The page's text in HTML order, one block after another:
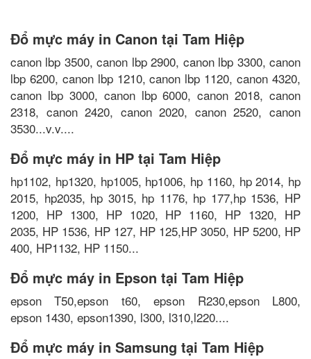
Đổ mực máy in Canon tại Tam Hiệp
canon lbp 3500, canon lbp 2900, canon lbp 3300, canon
lbp 6200, canon lbp 1210, canon lbp 1120, canon 4320,
canon lbp 3000, canon lbp 6000, canon 2018, canon
2318, canon 2420, canon 2020, canon 2520, canon
3530...v.v....
Đổ mực máy in HP tại Tam Hiệp
hp1102, hp1320, hp1005, hp1006, hp 1160, hp 2014, hp
2015, hp2035, hp 3015, hp 1176, hp 177,hp 1536, HP
1200, HP 1300, HP 1020, HP 1160, HP 1320, HP
2035, HP 1536, HP 127, HP 125,HP 3050, HP 5200, HP
400, HP1132, HP 1150...
Đổ mực máy in Epson tại Tam Hiệp
epson T50,epson t60, epson R230,epson L800,
epson 1430, epson1390, l300, l310,l220....
Đổ mực máy in Samsung tại Tam Hiệp